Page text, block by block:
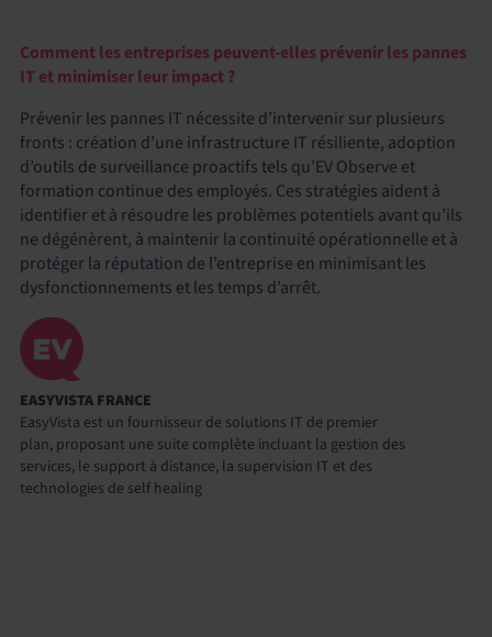
Comment les entreprises peuvent-elles prévenir les pannes
IT et minimiser leur impact ?
Prévenir les pannes IT nécessite d’intervenir sur plusieurs
fronts : création d’une infrastructure IT résiliente, adoption
d’outils de surveillance proactifs tels qu’EV Observe et
formation continue des employés. Ces stratégies aident à
identifier et à résoudre les problèmes potentiels avant qu’ils
ne dégénèrent, à maintenir la continuité opérationnelle et à
protéger la réputation de l’entreprise en minimisant les
dysfonctionnements et les temps d’arrêt.
EASYVISTA FRANCE
EasyVista est un fournisseur de solutions IT de premier
plan, proposant une suite complète incluant la gestion des
services, le support à distance, la supervision IT et des
technologies de self healing